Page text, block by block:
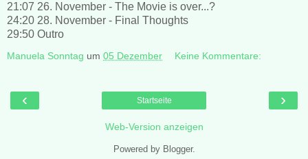
21:07 26. November - The Movie is over...?
24:20 28. November - Final Thoughts
29:50 Outro
Manuela Sonntag um 05 Dezember Keine Kommentare:
‹ ›
Startseite
Web-Version anzeigen
Powered by Blogger.